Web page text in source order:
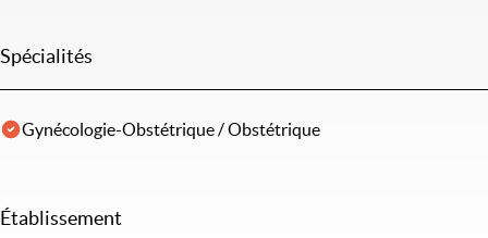
Spécialités
Gynécologie-Obstétrique / Obstétrique
Établissement